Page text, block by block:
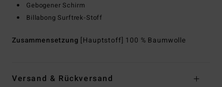
Gebogener Schirm
Billabong Surftrek-Stoff
Zusammensetzung [Hauptstoff] 100 % Baumwolle
Versand & Rückversand